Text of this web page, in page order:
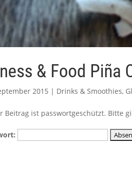
& Food Piña
2015 | Drinks & Smoothies,
Beitrag ist passwortgeschützt. Bitte